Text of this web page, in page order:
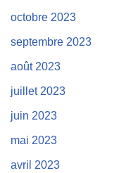
octobre 2023
septembre 2023
août 2023
juillet 2023
juin 2023
mai 2023
avril 2023